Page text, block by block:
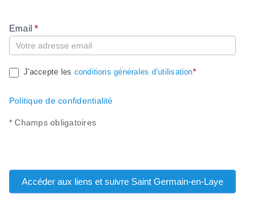
Compte
Email*
J'accepte les conditions générales d’utilisation*
Politique de confidentialité
* Champs obligatoires
Accéder aux liens et suivre Saint Germain-en-Laye